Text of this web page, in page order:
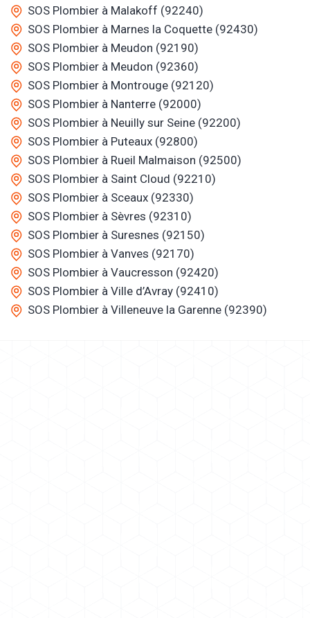
SOS Plombier à Malakoff (92240)
SOS Plombier à Marnes la Coquette (92430)
SOS Plombier à Meudon (92190)
SOS Plombier à Meudon (92360)
SOS Plombier à Montrouge (92120)
SOS Plombier à Nanterre (92000)
SOS Plombier à Neuilly sur Seine (92200)
SOS Plombier à Puteaux (92800)
SOS Plombier à Rueil Malmaison (92500)
SOS Plombier à Saint Cloud (92210)
SOS Plombier à Sceaux (92330)
SOS Plombier à Sèvres (92310)
SOS Plombier à Suresnes (92150)
SOS Plombier à Vanves (92170)
SOS Plombier à Vaucresson (92420)
SOS Plombier à Ville d’Avray (92410)
SOS Plombier à Villeneuve la Garenne (92390)